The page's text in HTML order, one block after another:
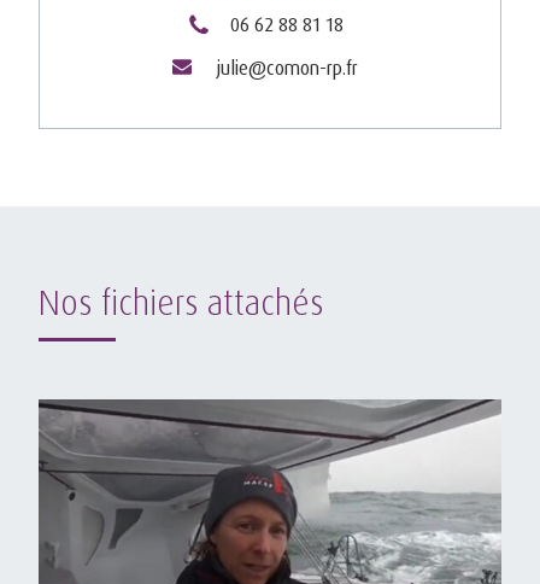
06 62 88 81 18
julie@comon-rp.fr
Nos fichiers attachés